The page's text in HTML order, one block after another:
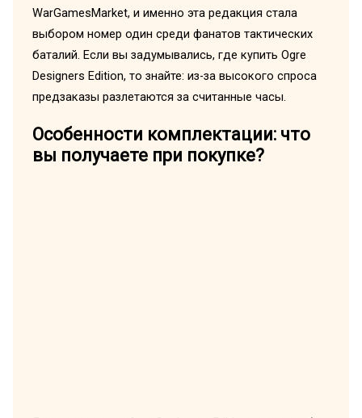
WarGamesMarket, и именно эта редакция стала
выбором номер один среди фанатов тактических
баталий. Если вы задумывались, где купить Ogre
Designers Edition, то знайте: из-за высокого спроса
предзаказы разлетаются за считанные часы.
Особенности комплектации: что
вы получаете при покупке?